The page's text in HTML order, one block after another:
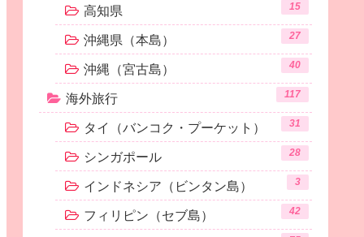
高知県 15
沖縄県（本島） 27
沖縄（宮古島） 40
海外旅行 117
タイ（バンコク・プーケット） 31
シンガポール 28
インドネシア（ビンタン島） 3
フィリピン（セブ島） 42